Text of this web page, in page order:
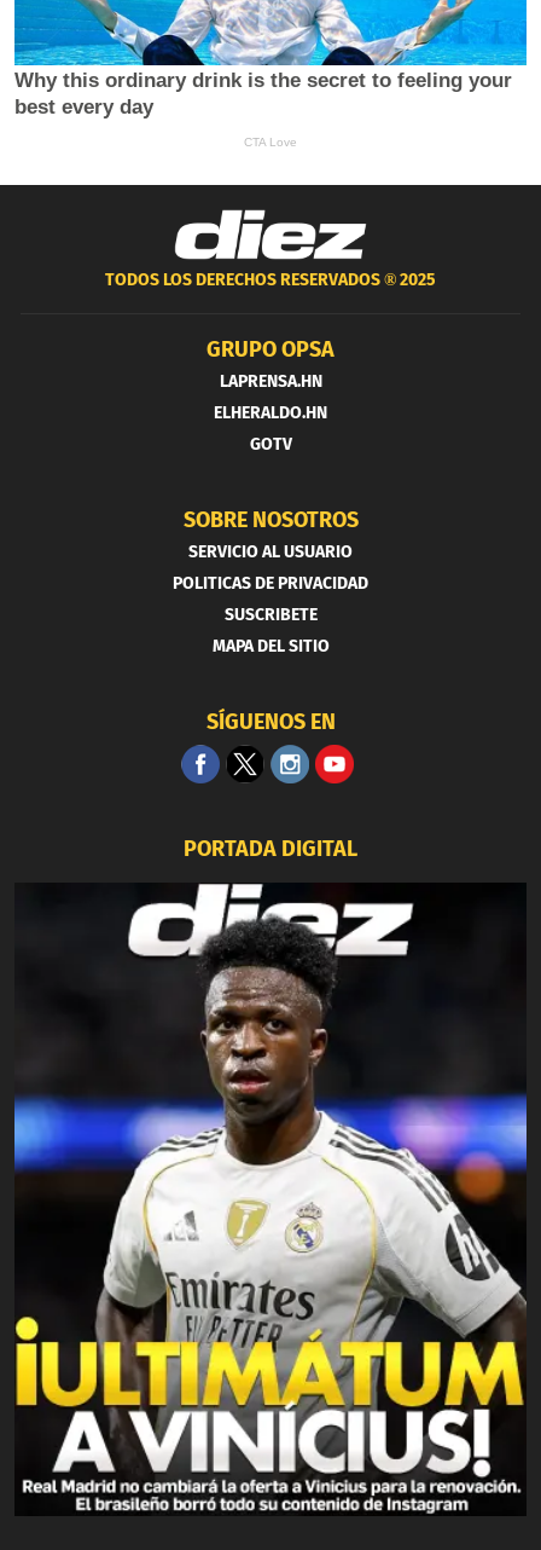
TODOS LOS DERECHOS RESERVADOS ®2025
GRUPO OPSA
LAPRENSA.HN
ELHERALDO.HN
GOTV
SOBRE NOSOTROS
SERVICIO AL USUARIO
POLITICAS DE PRIVACIDAD
SUSCRIBETE
MAPA DEL SITIO
SÍGUENOS EN
PORTADA DIGITAL